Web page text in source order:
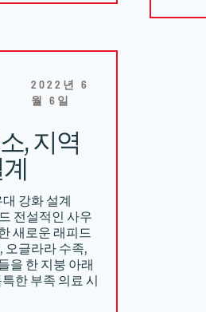
2022년 6
월 6일
, 지역
강화 설계
전설적인 사우
새로운 래피드
오글라라 수족,
을 한 지붕 아래
한 부족 의료 시